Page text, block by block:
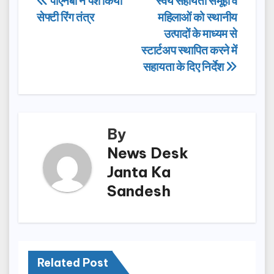
b d
Post
navigation
महिलाओं को स्थानीय
उत्पादों के माध्यम से
स्टार्टअप स्थापित करने में
सहायता के दिए निर्देश
सेफ्टी रिंग तंत्र
By
News Desk
Janta Ka
Sandesh
Related Post